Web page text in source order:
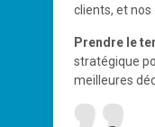
clients, et nos
Prendre le
stratégique
meilleures